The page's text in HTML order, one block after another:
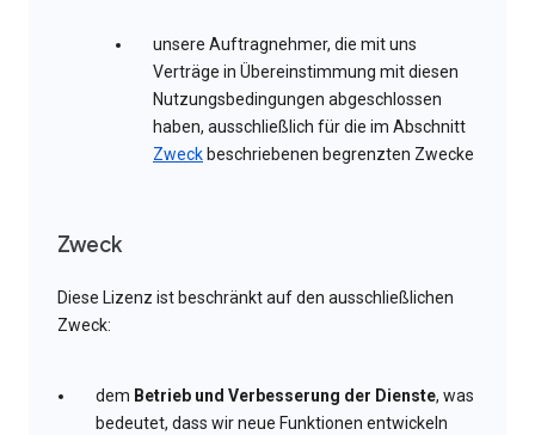
unsere Auftragnehmer, die mit uns
Verträge in Übereinstimmung mit diesen
Nutzungsbedingungen abgeschlossen
haben, ausschließlich für die im Abschnitt
Zweck beschriebenen begrenzten Zwecke
Zweck
Diese Lizenz ist beschränkt auf den ausschließlichen
Zweck:
dem Betrieb und Verbesserung der Dienste, was
bedeutet, dass wir neue Funktionen entwickeln